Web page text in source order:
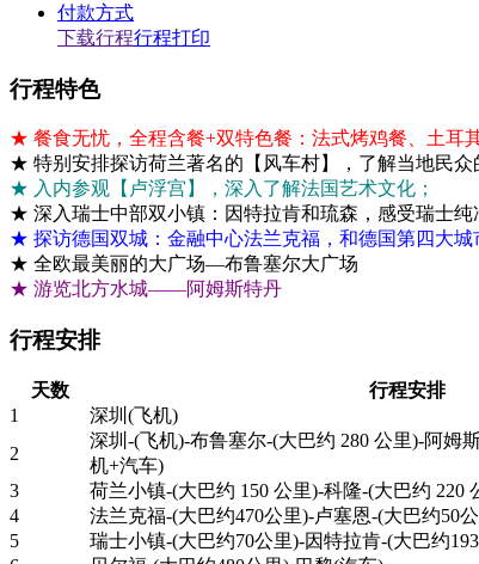
付款方式
下载行程行程打印
行程特色
★ 餐食无忧，全程含餐+双特色餐：法式烤鸡餐、土耳
★ 特别安排探访荷兰著名的【风车村】，了解当地民众
★ 入内参观【卢浮宫】，深入了解法国艺术文化；
★ 深入瑞士中部双小镇：因特拉肯和琉森，感受瑞士纯
★ 探访德国双城：金融中心法兰克福，和德国第四大城
★ 全欧最美丽的大广场—布鲁塞尔大广场
★ 游览北方水城――阿姆斯特丹
行程安排
天数 行程安排
1
深圳(飞机)
2
深圳-(飞机)-布鲁塞尔-(大巴约 280 公里)-阿姆
机+汽车)
3
荷兰小镇-(大巴约 150 公里)-科隆-(大巴约 220
4
法兰克福-(大巴约470公里)-卢塞恩-(大巴约50
5
瑞士小镇-(大巴约70公里)-因特拉肯-(大巴约